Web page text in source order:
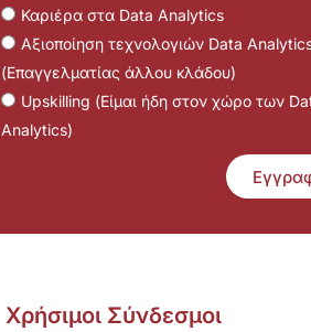
Καριέρα στα Data Analytics
Αξιοποίηση τεχνολογιών Data
(Επαγγελματίας άλλου κλάδου)
Upskilling (Είμαι ήδη στον χώρο των
Analytics)
Χρήσιμοι Σύνδεσμοι